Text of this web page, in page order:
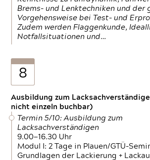
Brems- und Lenktechniken und der
Vorgehensweise bei Test- und
Zudem werden Flaggenkunde,
Notfallsituationen und…
8
Ausbildung zum
nicht einzeln buchbar)
Termin 5/10: Ausbildung zum
Lacksachverständigen
9.00—16.30 Uhr
Modul I: 2 Tage in Plauen/GTÜ-
Grundlagen der Lackierung +